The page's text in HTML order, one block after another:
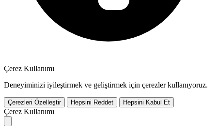
Çerez Kullanımı
Deneyiminizi iyileştirmek ve geliştirmek için çerezler kullanıyoruz.
Çerezleri Özelleştir Hepsini Reddet Hepsini Kabul Et
Çerez Kullanımı